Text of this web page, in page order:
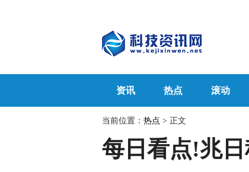
资讯 热点 滚动
当前位置： 热点 > 正文
每日看点!兆